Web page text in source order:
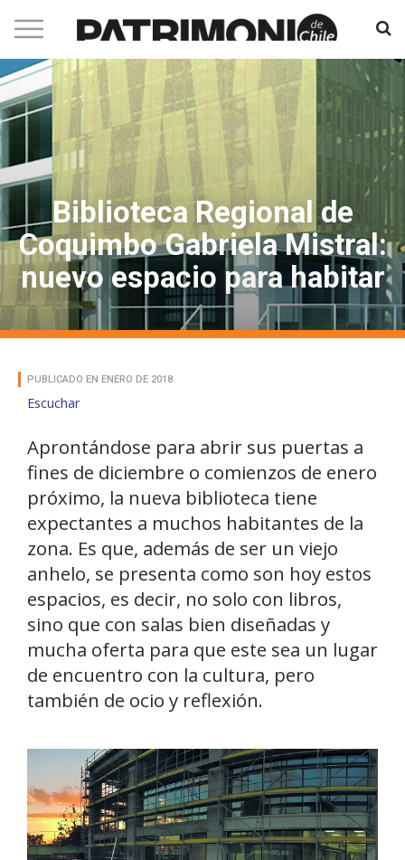
Biblioteca Regional de
Coquimbo Gabriela Mistral:
nuevo espacio para habitar
PUBLICADO EN ENERO DE 2018
Escuchar
Aprontándose para abrir sus puertas a
fines de diciembre o comienzos de enero
próximo, la nueva biblioteca tiene
expectantes a muchos habitantes de la
zona. Es que, además de ser un viejo
anhelo, se presenta como son hoy estos
espacios, es decir, no solo con libros,
sino que con salas bien diseñadas y
mucha oferta para que este sea un lugar
de encuentro con la cultura, pero
también de ocio y reflexión.